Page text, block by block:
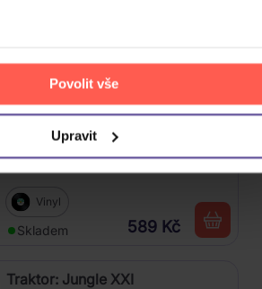
Povolit vše
Upravit
CD
Skladem
Linkin Park: From Zero (Coloured
Blue Vinyl)
Vinyl
Skladem 589 Kč
Traktor: Jungle XXI